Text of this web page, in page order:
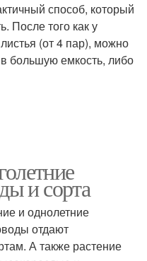
способ, который
После того как у
(от 4 пар), можно
большую емкость, либо
и сорта
и однолетние
отдают
А также растение